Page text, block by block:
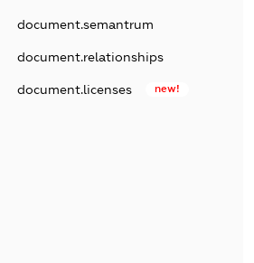
document.semantrum
document.relationships
document.licenses new!